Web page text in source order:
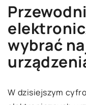
wybrać
W dzisiejszym